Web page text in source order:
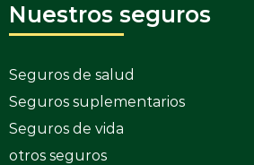
Nuestros seguros
Seguros de salud
Seguros suplementarios
Seguros de vida
otros seguros